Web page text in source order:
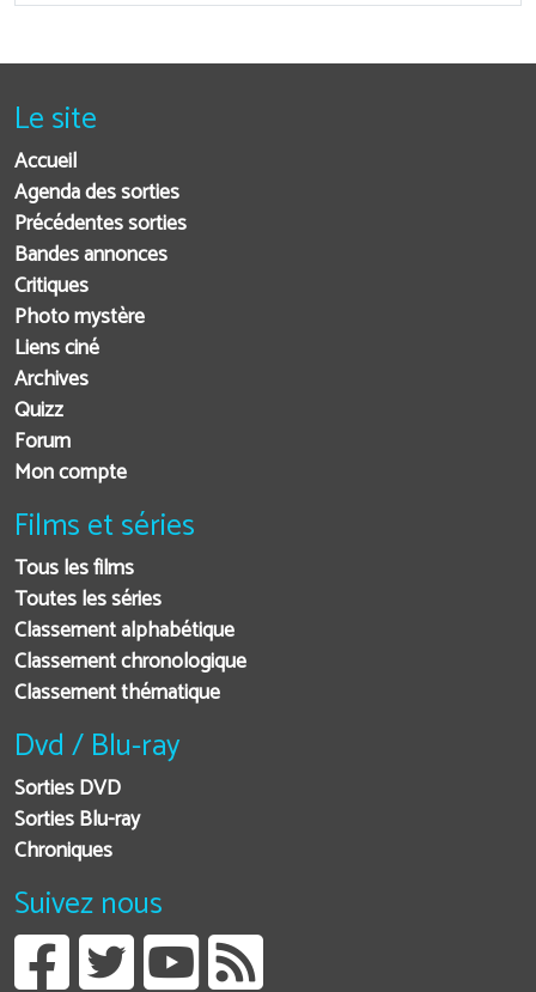
Le site
Accueil
Agenda des sorties
Précédentes sorties
Bandes annonces
Critiques
Photo mystère
Liens ciné
Archives
Quizz
Forum
Mon compte
Films et séries
Tous les films
Toutes les séries
Classement alphabétique
Classement chronologique
Classement thématique
Dvd / Blu-ray
Sorties DVD
Sorties Blu-ray
Chroniques
Suivez nous